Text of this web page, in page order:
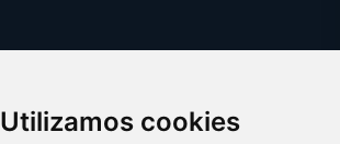
Utilizamos cookies